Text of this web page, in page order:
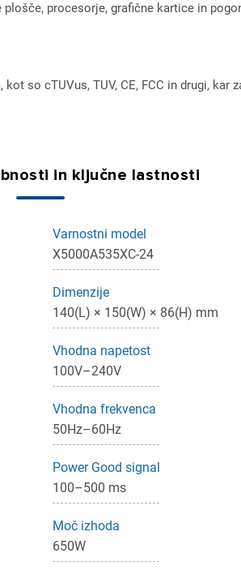
procesorje, grafične kartice in
so cTUVus, TUV, CE, FCC in drugi, kar
in ključne lastnosti
Varnostni model
X5000A535XC-24
Dimenzije
140(L) × 150(W) × 86(H) mm
Vhodna napetost
100V–240V
Vhodna frekvenca
50Hz–60Hz
Power Good signal
100–500 ms
Moč izhoda
650W
dodajanje na seznam želja morate biti prijavljeni.